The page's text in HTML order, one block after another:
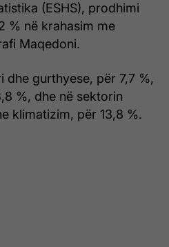
(ESHS), prodhimi
% në krahasim me
Maqedoni.
dhe gurthyese, për 7,7 %,
%, dhe në sektorin
klimatizim, për 13,8 %.